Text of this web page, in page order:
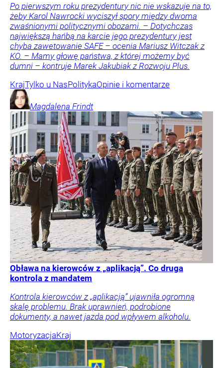
Po pierwszym roku prezydentury nic nie wskazuje na to,
żeby Karol Nawrocki wyciszył spory między dwoma
zwaśnionymi politycznymi obozami. – Dotychczas
największą hańbą na karcie jego prezydentury jest
chyba zawetowanie SAFE – ocenia Mariusz Witczak z
KO. – Mamy głowę państwa, z której możemy być
dumni – kontruje Marek Jakubiak z Rozwoju Plus.
KrajTylko u NasPolitykaOpinie i komentarze
Magdalena Frindt
Obława na kierowców z „aplikacją”. Co druga
kontrola z mandatem
Kontrola kierowców z „aplikacją” ujawniła ogromną
skalę problemu. Brak uprawnień, podrobione
dokumenty, a nawet jazda pod wpływem alkoholu.
MotoryzacjaKraj